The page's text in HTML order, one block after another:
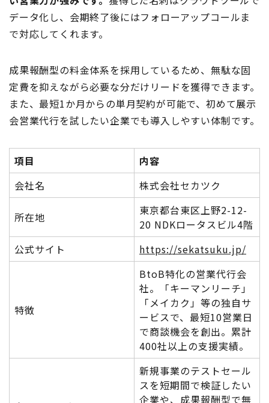
データ化し、会期終了後にはフォローアップコールま
で対応してくれます。
成果報酬型の料金体系を採用しているため、無駄な固
定費を抑えながら必要な分だけリードを獲得できます。
また、最短1か月からの単月契約が可能で、初めて展示
会営業代行を試したい企業でも導入しやすい体制です。
項目
内容
会社名
株式会社セカツク
所在地
東京都台東区上野2-12-
20 NDKロータスビル4階
公式サイト
https://sekatsuku.jp/
特徴
BtoB特化の営業代行会
社。「キーマンリーチ」
「メイカク」等の独自サ
ービスで、最短10営業日
で商談機会を創出。累計
400社以上の支援実績。
新規事業のテストセール
スを短期間で検証したい
企業や、成果報酬型で無